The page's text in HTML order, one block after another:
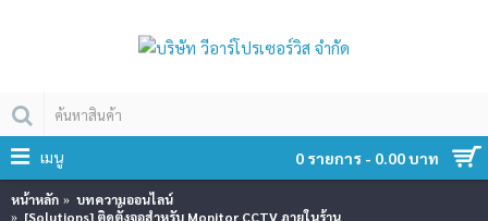
0 รายการ - 0.00 บาท
เมนู
หน้าหลัก
บทความออนไลน์
[Solutions] ติดตั้งจอสำหรับ Monitor CCTV ภายในร้าน